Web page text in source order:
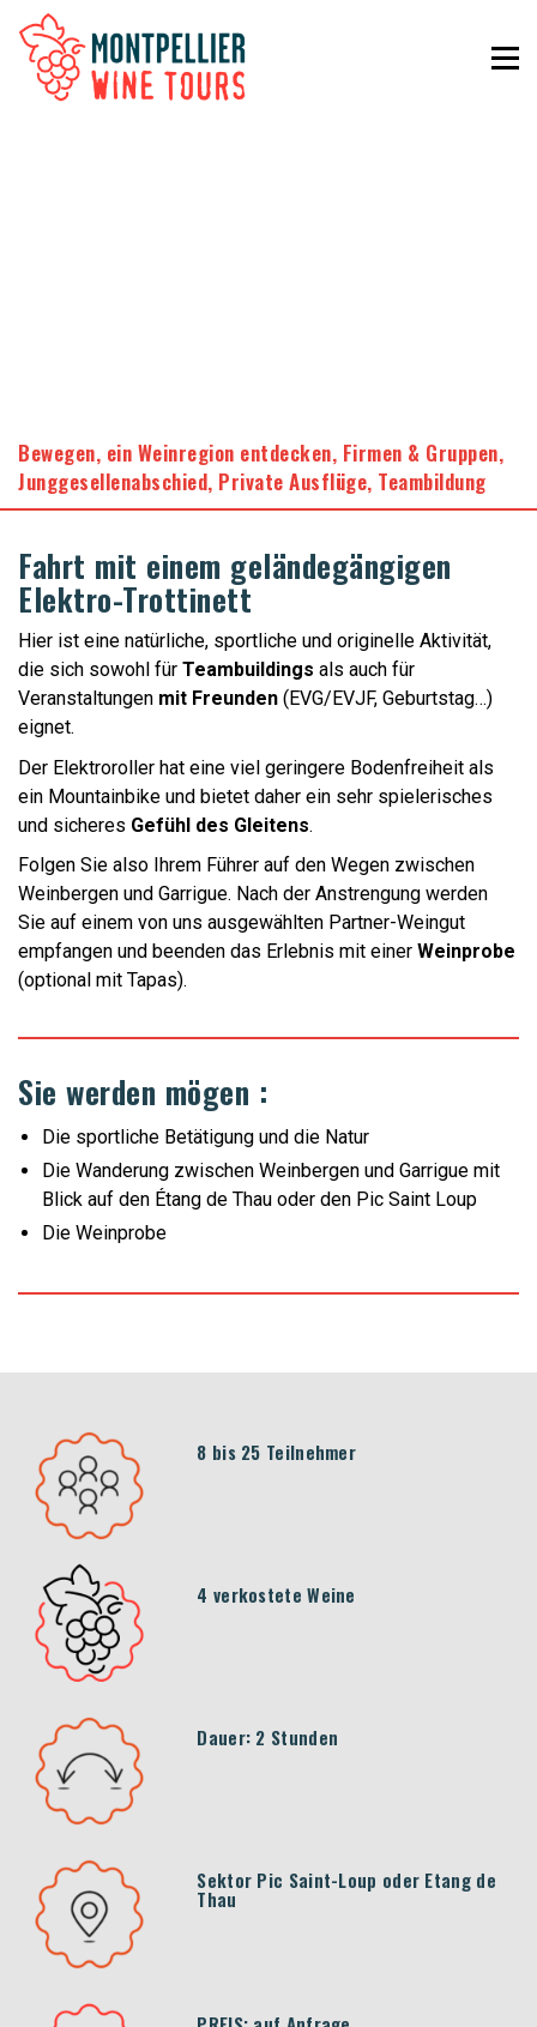
Bewegen, ein Weinregion entdecken, Firmen & Gruppen,
Junggesellenabschied, Private Ausflüge, Teambildung
Fahrt mit einem geländegängigen
Elektro-Trottinett
Hier ist eine natürliche, sportliche und originelle Aktivität,
die sich sowohl für Teambuildings als auch für
Veranstaltungen mit Freunden (EVG/EVJF, Geburtstag…)
eignet.
Der Elektroroller hat eine viel geringere Bodenfreiheit als
ein Mountainbike und bietet daher ein sehr spielerisches
und sicheres Gefühl des Gleitens.
Folgen Sie also Ihrem Führer auf den Wegen zwischen
Weinbergen und Garrigue. Nach der Anstrengung werden
Sie auf einem von uns ausgewählten Partner-Weingut
empfangen und beenden das Erlebnis mit einer Weinprobe
(optional mit Tapas).
Sie werden mögen :
Die sportliche Betätigung und die Natur
Die Wanderung zwischen Weinbergen und Garrigue mit
Blick auf den Étang de Thau oder den Pic Saint Loup
Die Weinprobe
8 bis 25 Teilnehmer
4 verkostete Weine
Dauer: 2 Stunden
Sektor Pic Saint-Loup oder Etang de
Thau